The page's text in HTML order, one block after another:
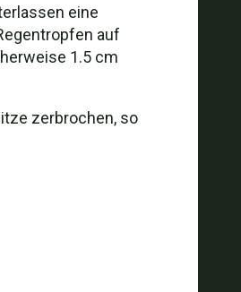
eine
auf
1.5 cm
zerbrochen, so